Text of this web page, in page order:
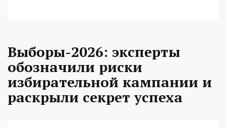
Выборы-2026: эксперты
обозначили риски
избирательной кампании и
раскрыли секрет успеха